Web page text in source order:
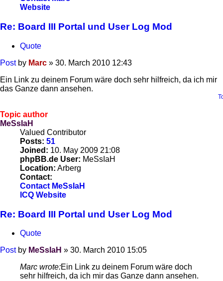
Website
Re: Board III Portal und User Log Mod
Quote
Post by Marc » 30. March 2010 12:43
Ein Link zu deinem Forum wäre doch sehr hilfreich, da ich mir
das Ganze dann ansehen.
Topic author
MeSsIaH
Valued Contributor
Posts: 51
Joined: 10. May 2009 21:08
phpBB.de User: MeSsIaH
Location: Arberg
Contact:
Contact MeSsIaH
ICQ Website
Re: Board III Portal und User Log Mod
Quote
Post by MeSsIaH » 30. March 2010 15:05
Marc wrote:Ein Link zu deinem Forum wäre doch
sehr hilfreich, da ich mir das Ganze dann ansehen.